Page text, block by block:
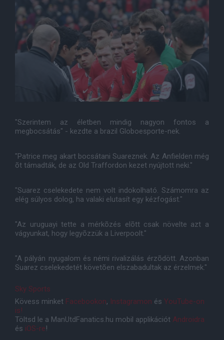
"Szerintem az életben mindig nagyon fontos a
megbocsátás" - kezdte a brazil Globoesporte-nek.
"Patrice meg akart bocsátani Suareznek. Az Anfielden még
õt támadták, de az Old Traffordon kezet nyújtott neki."
"Suarez cselekedete nem volt indokolható. Számomra az
elég súlyos dolog, ha valaki elutasít egy kézfogást."
"Az uruguayi tette a mérkõzés elõtt csak növelte azt a
vágyunkat, hogy legyõzzük a Liverpoolt."
"A pályán nyugalom és némi rivalizálás érzõdött. Azonban
Suarez cselekedetét követõen elszabadultak az érzelmek."
Sky Sports
Kövess minket Facebookon, Instagramon és YouTube-on
is!
Töltsd le a ManUtdFanatics.hu mobil applikációt Androidra
és iOS-re!